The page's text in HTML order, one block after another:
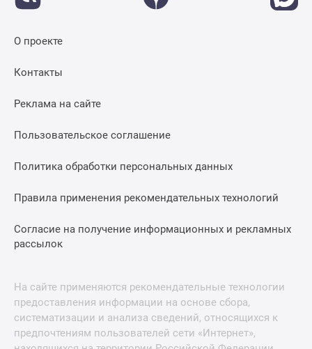
О проекте
Контакты
Реклама на сайте
Пользовательское соглашение
Политика обработки персональных данных
Правила применения рекомендательных технологий
Согласие на получение информационных и рекламных
рассылок
На сайте применяются рекомендательные технологии
предоставления информации на основе сбора,
систематизации и анализа сведений, относящихся к
предпочтениям пользователей сети «Интернет»,